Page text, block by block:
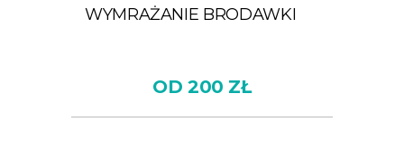
WYMRAŻANIE BRODAWKI
OD 200 ZŁ